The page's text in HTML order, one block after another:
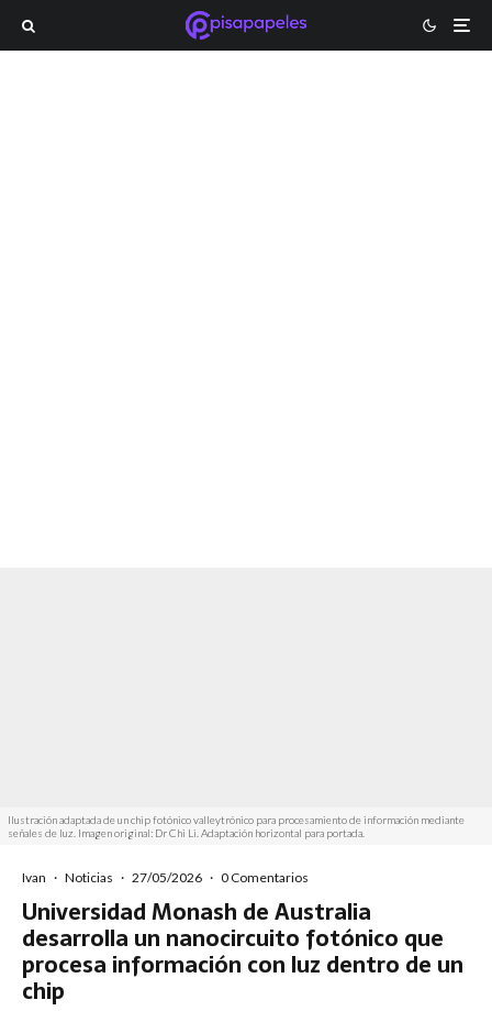
Ilustración adaptada de un chip fotónico valleytrónico para procesamiento de información mediante
señales de luz. Imagen original: Dr Chi Li. Adaptación horizontal para portada.
Ivan · Noticias · 27/05/2026 · 0 Comentarios
Universidad Monash de Australia
desarrolla un nanocircuito fotónico que
procesa información con luz dentro de un
chip